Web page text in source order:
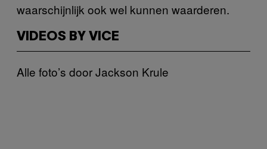
waarschijnlijk ook wel kunnen waarderen.
VIDEOS BY VICE
Alle foto’s door Jackson Krule